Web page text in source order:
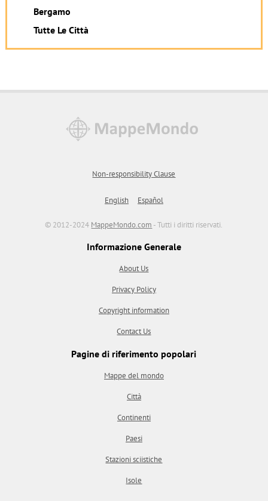
Bergamo
Tutte Le Città
Non-responsibility Clause
English Español
© 2012-2024 MappeMondo.com - Tutti i diritti riservati.
Informazione Generale
About Us
Privacy Policy
Copyright information
Contact Us
Pagine di riferimento popolari
Mappe del mondo
Città
Continenti
Paesi
Stazioni sciistiche
Isole